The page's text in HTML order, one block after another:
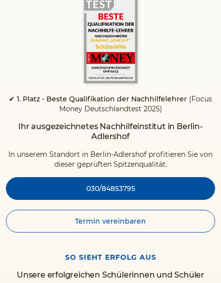
✔ 1. Platz - Beste Qualifikation der Nachhilfelehrer (Focus
Money Deutschlandtest 2025)
Ihr ausgezeichnetes Nachhilfeinstitut in Berlin-
Adlershof
In unserem Standort in Berlin-Adlershof profitieren Sie von
dieser geprüften Spitzenqualität.
030/84853795
Termin vereinbaren
SO SIEHT ERFOLG AUS
Unsere erfolgreichen Schülerinnen und Schüler